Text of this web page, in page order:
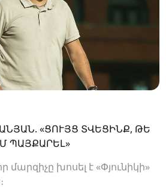
«ՑՈՒՅՑ ՏՎԵՑԻՆՔ, ԹԵ
ՊԱՅՔԱՐԵԼ»
մարզիչը խոսել է «Փյունիկի»